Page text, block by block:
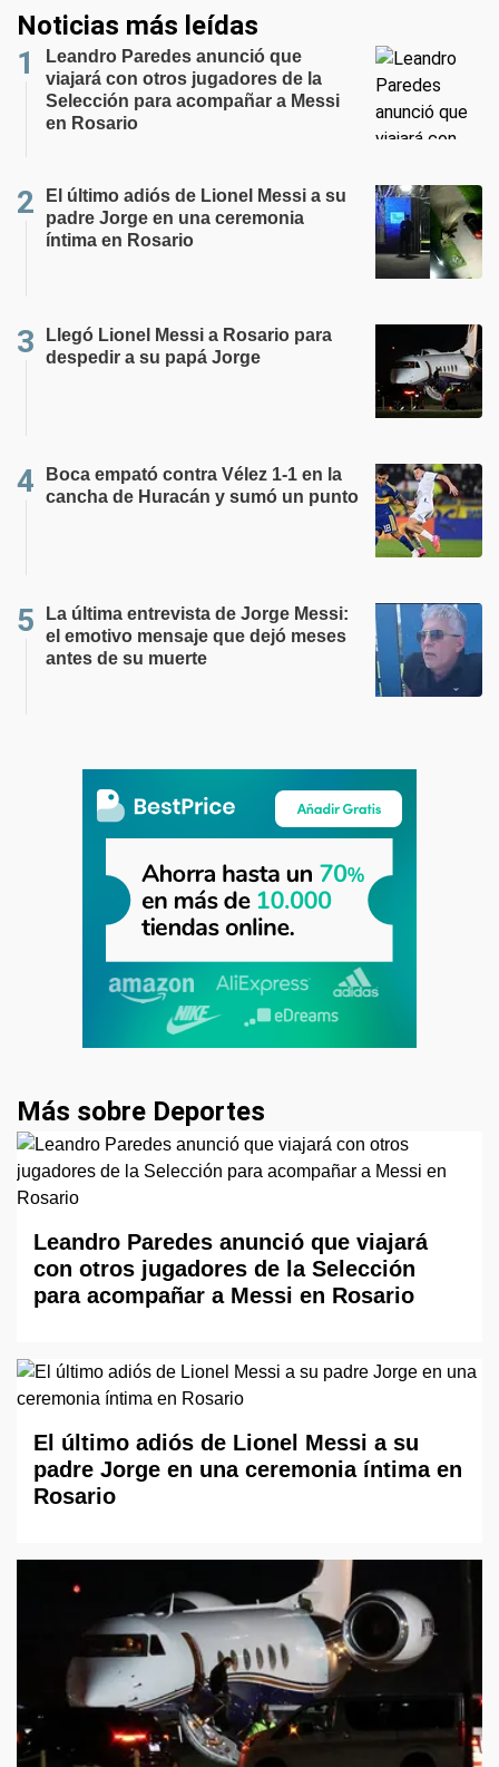
Noticias más leídas
Leandro Paredes anunció que
viajará con otros jugadores de la
Selección para acompañar a Messi
en Rosario
El último adiós de Lionel Messi a su
padre Jorge en una ceremonia
íntima en Rosario
Llegó Lionel Messi a Rosario para
despedir a su papá Jorge
Boca empató contra Vélez 1-1 en la
cancha de Huracán y sumó un punto
La última entrevista de Jorge Messi:
el emotivo mensaje que dejó meses
antes de su muerte
Más sobre Deportes
Leandro Paredes anunció que viajará
con otros jugadores de la Selección
para acompañar a Messi en Rosario
El último adiós de Lionel Messi a su
padre Jorge en una ceremonia íntima en
Rosario